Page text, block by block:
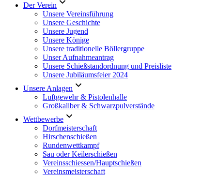
Der Verein
Unsere Vereinsführung
Unsere Geschichte
Unsere Jugend
Unsere Könige
Unsere traditionelle Böllergruppe
Unser Aufnahmeantrag
Unsere Schießstandordnung und Preisliste
Unsere Jubiläumsfeier 2024
Unsere Anlagen
Luftgewehr & Pistolenhalle
Großkaliber & Schwarzpulverstände
Wettbewerbe
Dorfmeisterschaft
Hirschenschießen
Rundenwettkampf
Sau oder Keilerschießen
Vereinsschiessen/Hauptschießen
Vereinsmeisterschaft